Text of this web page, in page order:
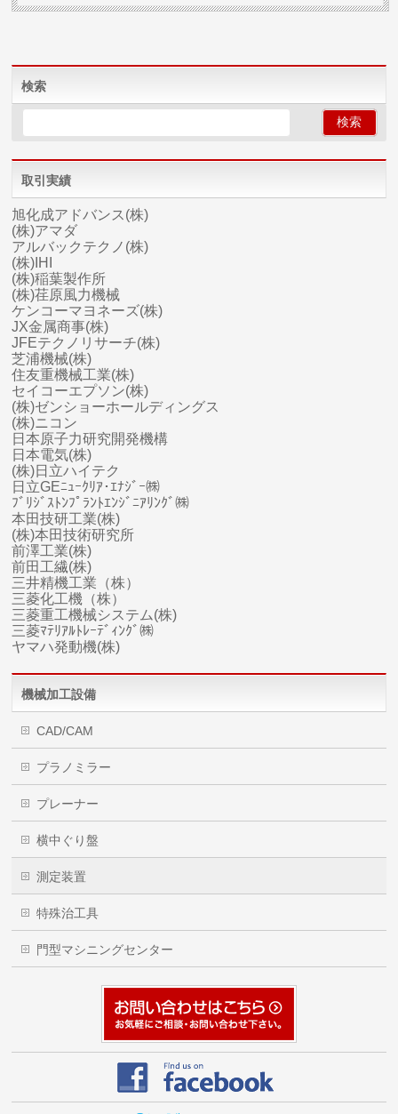
検索
取引実績
旭化成アドバンス(株)
(株)アマダ
アルバックテクノ(株)
(株)IHI
(株)稲葉製作所
(株)荏原風力機械
ケンコーマヨネーズ(株)
JX金属商事(株)
JFEテクノリサーチ(株)
芝浦機械(株)
住友重機械工業(株)
セイコーエプソン(株)
(株)ゼンショーホールディングス
(株)ニコン
日本原子力研究開発機構
日本電気(株)
(株)日立ハイテク
日立GEﾆｭｰｸﾘｱ･ｴﾅｼﾞｰ㈱
ﾌﾞﾘｼﾞｽﾄﾝﾌﾟﾗﾝﾄｴﾝｼﾞﾆｱﾘﾝｸﾞ㈱
本田技研工業(株)
(株)本田技術研究所
前澤工業(株)
前田工繊(株)
三井精機工業（株）
三菱化工機（株）
三菱重工機械システム(株)
三菱ﾏﾃﾘｱﾙﾄﾚｰﾃﾞｨﾝｸﾞ㈱
ヤマハ発動機(株)
機械加工設備
CAD/CAM
プラノミラー
プレーナー
横中ぐり盤
測定装置
特殊治工具
門型マシニングセンター